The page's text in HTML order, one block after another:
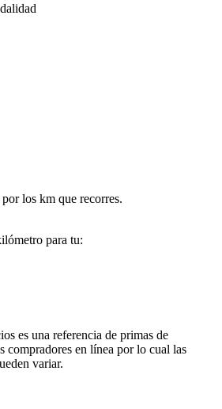
los km que recorres.
para tu:
es una referencia de primas de
compradores en línea por lo cual las
variar.